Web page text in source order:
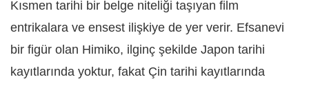
Kısmen tarihi bir belge niteliği taşıyan film
entrikalara ve ensest ilişkiye de yer verir. Efsanevi
bir figür olan Himiko, ilginç şekilde Japon tarihi
kayıtlarında yoktur, fakat Çin tarihi kayıtlarında